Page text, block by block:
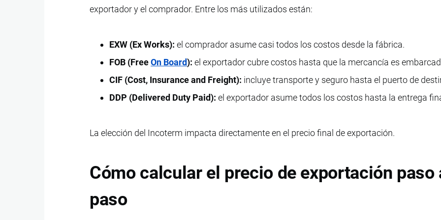
exportador y el comprador. Entre los más utilizados están:
EXW (Ex Works): el comprador asume casi todos los costos desde la fábrica.
FOB (FreeOn Board): el exportador cubre costos hasta que la mercancía es
CIF (Cost, Insurance and Freight): incluye transporte y seguro hasta el puerto de
DDP (Delivered Duty Paid): el exportador asume todos los costos hasta la entrega
La elección del Incoterm impacta directamente en el precio final de exportación.
Cómo calcular el precio de exportación paso
paso